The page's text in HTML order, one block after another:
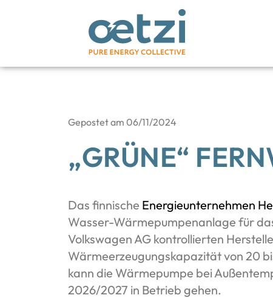
Gepostet am 06/11/2024
„GRÜNE“
Das finnische Energieunternehmen
Wasser-Wärmepumpenanlage für
Volkswagen AG kontrollierten
Wärmeerzeugungskapazität von 20
kann die Wärmepumpe bei
2026/2027 in Betrieb gehen.